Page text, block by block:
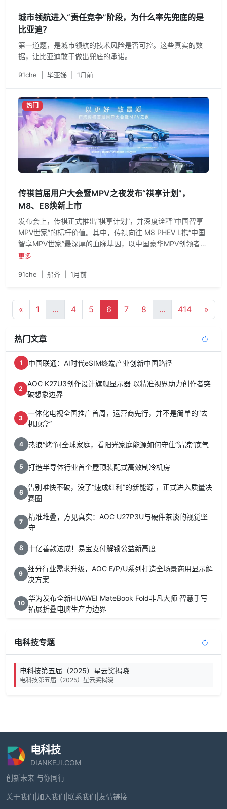
城市领航进入“责任竞争”阶段，为什么率先兜底的是
比亚迪？
第一道题，是城市领航的技术风险是否可控。这些真实的数
据，让比亚迪敢于做出兜底的承诺。
91che 毕亚娣 1月前
热门
传祺首届用户大会暨MPV之夜发布“祺享计划”，
M8、E8焕新上市
发布会上，传祺正式推出“祺享计划”，并深度诠释“中国智享
MPV世家”的标杆价值。其中，传祺向往 M8 PHEV L携“中国
智享MPV世家”最深厚的血脉基因，以中国豪华MPV创领者姿
态再进阶。
更多
91che 船齐 1月前
« 1 ... 4 5 6 7 8 ... 414 »
热门文章
1 中国联通：AI时代eSIM终端产业创新中国路径
2
AOC K27U3创作设计旗舰显示器 以精准视界助力创作者突
破想象边界
3
一体化电视全国推广首周，运营商先行，并不是简单的“去
机顶盒”
4 热浪“烤”问全球家庭，看阳光家庭能源如何守住“清凉”底气
5 打造半导体行业首个屋顶装配式高效制冷机房
6
告别唯快不破，没了“速成红利”的新能源 ，正式进入质量决
赛圈
7
精准堆叠，方见真实：AOC U27P3U与硬件茶谈的视觉坚
守
8 十亿善款达成！易宝支付解锁公益新高度
9
细分行业需求升级，AOC E/P/U系列打造全场景商用显示解
决方案
10
华为发布全新HUAWEI MateBook Fold非凡大师 智慧手写
拓展折叠电脑生产力边界
电科技专题
电科技第五届（2025）星云奖揭晓
电科技第五届（2025）星云奖揭晓
电科技
DIANKEJI.COM
创新未来 与你同行
关于我们 加入我们 联系我们 友情链接